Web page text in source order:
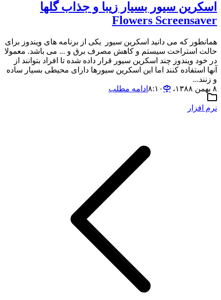
اسکرين سيور بسيار زيبا و جذاب گلها
Flowers Screensaver
همانطور که می دانید اسکرین سیور یکی از برنامه های ویندوز برای
حالت استراحت سیستم و کاهش مصرف برق و ... می باشد. معمولا
در خود ویندوز چند اسکرین سیور قرار داده شده تا افراد بتوانند از
آنها استفاده کنند اما این اسکرین سیورها دارای محیطی بسیار ساده
و زنند...
۸ بهمن ۱۳۸۸،‏ ۸:۱۰
ادامه مطلب
نرم افزار